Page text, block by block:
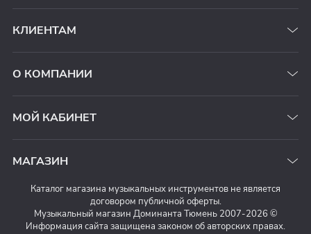
КЛИЕНТАМ
О КОМПАНИИ
МОЙ КАБИНЕТ
МАГАЗИН
Каталог магазина музыкальных инструментов не является
договором публичной оферты.
Музыкальный магазин Доминанта Тюмень 2007-2026 ©
Информация сайта защищена законом об авторских правах.